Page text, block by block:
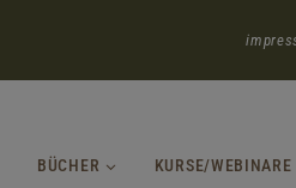
BÜCHER KURSE/WEBINARE